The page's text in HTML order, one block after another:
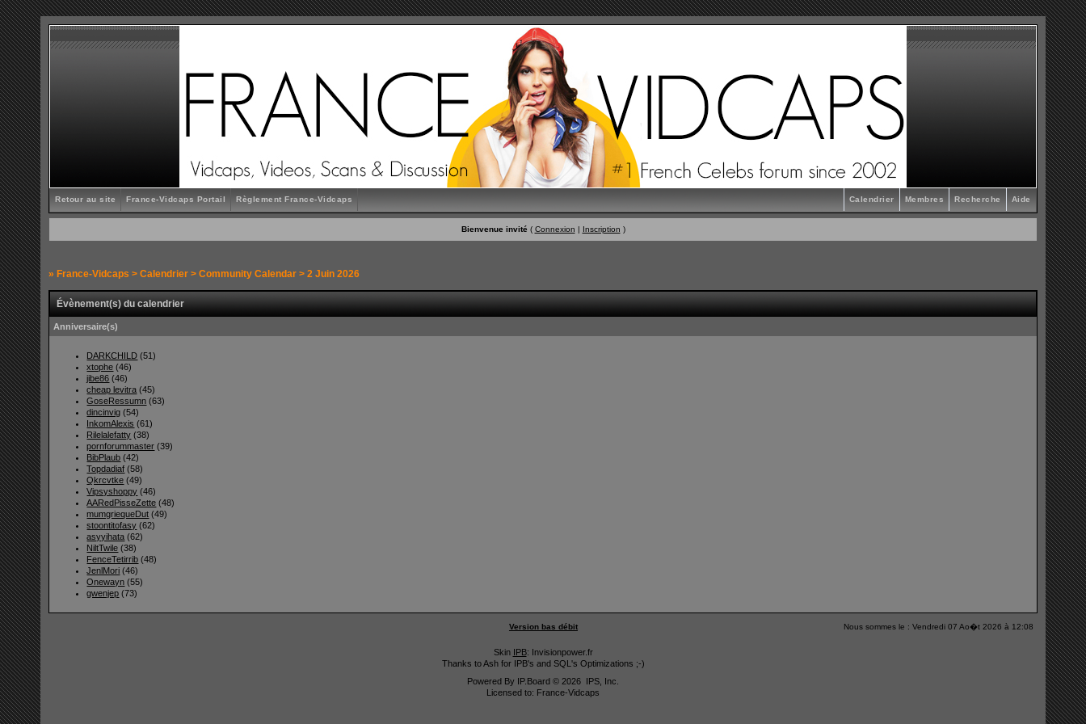
Retour au site France-Vidcaps Portail Règlement France-Vidcaps Aide
Recherche
Membres
Calendrier
Bienvenue invité( Connexion | Inscription )
» France-Vidcaps >Calendrier >Community Calendar > 2 Juin 2026
Évènement(s) du calendrier
Anniversaire(s)
DARKCHILD (51)
xtophe (46)
jibe86 (46)
cheap levitra (45)
GoseRessumn (63)
dincinvig (54)
InkomAlexis (61)
Rilelalefatty (38)
pornforummaster (39)
BibPlaub (42)
Topdadiaf (58)
Qkrcvtke (49)
Vipsyshoppy (46)
AARedPisseZette (48)
mumgriequeDut (49)
stoontitofasy (62)
asyyihata (62)
NiltTwile (38)
FenceTetirrib (48)
JenlMori (46)
Onewayn (55)
gwenjep (73)
Version bas débit Nous sommes le : Vendredi 07 Ao�t 2026 à 12:08
Skin IPB: Invisionpower.fr
Thanks to Ash for IPB's and SQL's Optimizations ;-)
Powered By IP.Board © 2026 IPS, Inc
Licensed to: France-Vidcaps